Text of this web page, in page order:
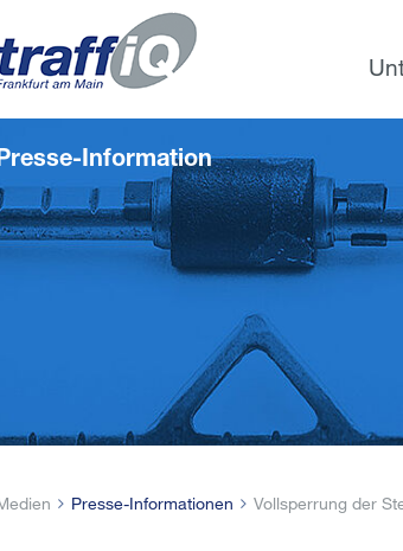
Information
Presse-Informationen Vollsperrung der